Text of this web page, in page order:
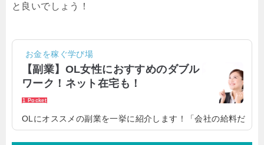
と良いでしょう！
お金を稼ぐ学び場
【副業】OL女性におすすめのダブル
ワーク！ネット在宅も！
1 Pocket
OLにオススメの副業を一挙に紹介します！「会社の給料だ
けでは生活が厳しい」と感じている方も少なくないでしょ